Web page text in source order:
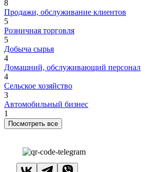
8
Продажи, обслуживание клиентов
5
Розничная торговля
5
Добыча сырья
4
Домашний, обслуживающий персонал
4
Сельское хозяйство
3
Автомобильный бизнес
1
Посмотреть все